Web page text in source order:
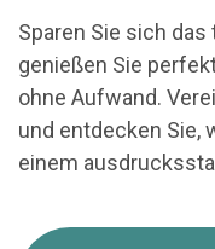
Sparen Sie sich
genießen Sie
ohne Aufwand.
und entdecken Sie,
einem